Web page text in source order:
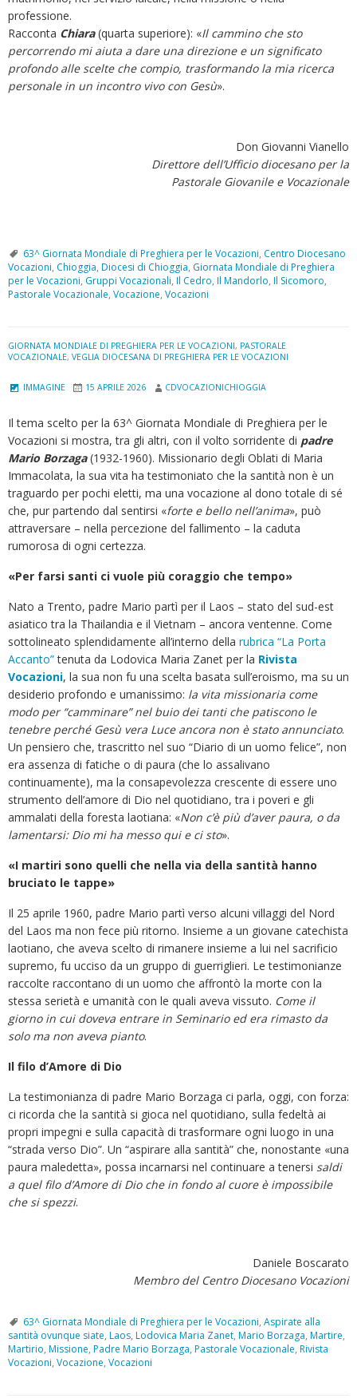
professione.
Racconta Chiara(quarta superiore): «Il cammino che sto
percorrendo mi aiuta a dare una direzione e un significato
profondo alle scelte che compio, trasformando la mia ricerca
personale in un incontro vivo con Gesù».
Don Giovanni Vianello
Direttore dell’Ufficio diocesano per la
Pastorale Giovanile e Vocazionale
63^ Giornata Mondiale di Preghiera per le Vocazioni, Centro Diocesano
Vocazioni, Chioggia, Diocesi di Chioggia, Giornata Mondiale di Preghiera
per le Vocazioni, Gruppi Vocazionali, Il Cedro, Il Mandorlo, Il Sicomoro,
Pastorale Vocazionale, Vocazione, Vocazioni
GIORNATA MONDIALE DI PREGHIERA PER LE VOCAZIONI, PASTORALE
VOCAZIONALE, VEGLIA DIOCESANA DI PREGHIERA PER LE VOCAZIONI
IMMAGINE 15 APRILE 2026 CDVOCAZIONICHIOGGIA
Il tema scelto per la 63^ Giornata Mondiale di Preghiera per le
Vocazioni si mostra, tra gli altri, con il volto sorridente di padre
Mario Borzaga(1932-1960). Missionario degli Oblati di Maria
Immacolata, la sua vita ha testimoniato che la santità non è un
traguardo per pochi eletti, ma una vocazione al dono totale di sé
che, pur partendo dal sentirsi «forte e bello nell’anima», può
attraversare – nella percezione del fallimento – la caduta
rumorosa di ogni certezza.
«Per farsi santi ci vuole più coraggio che tempo»
Nato a Trento, padre Mario partì per il Laos – stato del sud-est
asiatico tra la Thailandia e il Vietnam – ancora ventenne. Come
sottolineato splendidamente all’interno della rubrica “La Porta
Accanto”tenuta da Lodovica Maria Zanet per la Rivista
Vocazioni, la sua non fu una scelta basata sull’eroismo, ma su un
desiderio profondo e umanissimo: la vita missionaria come
modo per “camminare” nel buio dei tanti che patiscono le
tenebre perché Gesù vera Luce ancora non è stato annunciato.
Un pensiero che, trascritto nel suo “Diario di un uomo felice”, non
era assenza di fatiche o di paura (che lo assalivano
continuamente), ma la consapevolezza crescente di essere uno
strumento dell’amore di Dio nel quotidiano, tra i poveri e gli
ammalati della foresta laotiana: «Non c’è più d’aver paura, o da
lamentarsi: Dio mi ha messo qui e ci sto».
«I martiri sono quelli che nella via della santità hanno
bruciato le tappe»
Il 25 aprile 1960, padre Mario partì verso alcuni villaggi del Nord
del Laos ma non fece più ritorno. Insieme a un giovane catechista
laotiano, che aveva scelto di rimanere insieme a lui nel sacrificio
supremo, fu ucciso da un gruppo di guerriglieri. Le testimonianze
raccolte raccontano di un uomo che affrontò la morte con la
stessa serietà e umanità con le quali aveva vissuto. Come il
giorno in cui doveva entrare in Seminario ed era rimasto da
solo ma non aveva pianto.
Il filo d’Amore di Dio
La testimonianza di padre Mario Borzaga ci parla, oggi, con forza:
ci ricorda che la santità si gioca nel quotidiano, sulla fedeltà ai
propri impegni e sulla capacità di trasformare ogni luogo in una
“strada verso Dio”. Un “aspirare alla santità” che, nonostante «una
paura maledetta», possa incarnarsi nel continuare a tenersi saldi
a quel filo d’Amore di Dio che in fondo al cuore è impossibile
che si spezzi.
Daniele Boscarato
Membro del Centro Diocesano Vocazioni
63^ Giornata Mondiale di Preghiera per le Vocazioni, Aspirate alla
santità ovunque siate, Laos, Lodovica Maria Zanet, Mario Borzaga, Martire,
Martirio, Missione, Padre Mario Borzaga, Pastorale Vocazionale, Rivista
Vocazioni, Vocazione, Vocazioni